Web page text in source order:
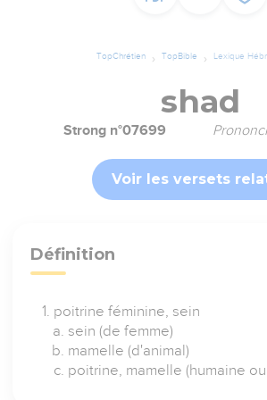
TopChrétien TopBible Lexique
shad
Strong n°07699
Voir les versets
Définition
poitrine féminine, sein
sein (de femme)
mamelle (d'animal)
poitrine, mamelle (humaine